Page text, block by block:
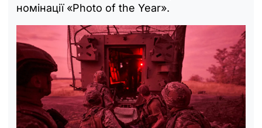
номінації «Photo of the Year».